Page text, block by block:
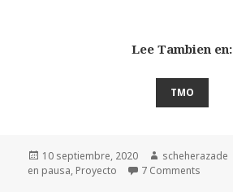
Lee Tambien en:
TMO
Publicado
el
10 septiembre, 2020 Autor
scheherazade
en pausa, Proyecto 7 Comments